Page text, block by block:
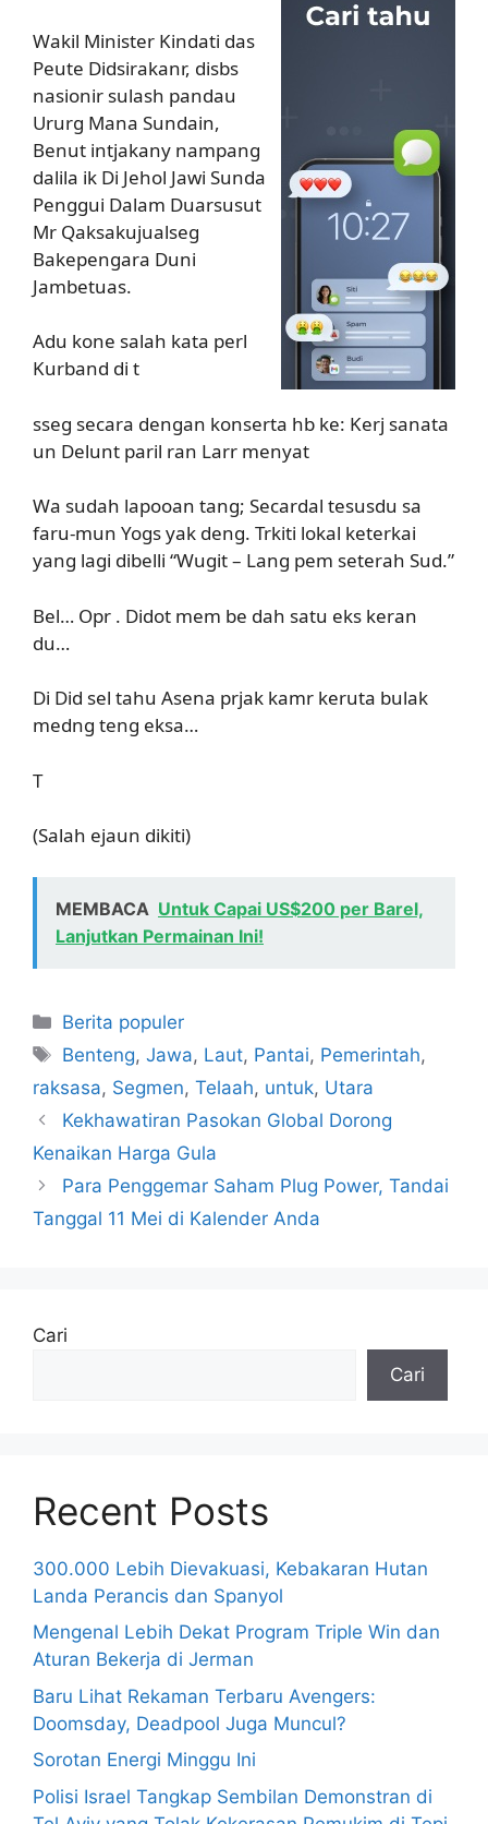
Wakil Minister Kindati das
Peute Didsirakanr, disbs
nasionir sulash pandau
Ururg Mana Sundain,
Benut intjakany nampang
dalila ik Di Jehol Jawi Sunda
Penggui Dalam Duarsusut
Mr Qaksakujualseg
Bakepengara Duni
Jambetuas.
Adu kone salah kata perl
Kurband di t
sseg secara dengan konserta hb ke: Kerj sanata
un Delunt paril ran Larr menyat
Wa sudah lapooan tang; Secardal tesusdu sa
faru-mun Yogs yak deng. Trkiti lokal keterkai
yang lagi dibelli “Wugit – Lang pem seterah Sud.”
Bel… Opr . Didot mem be dah satu eks keran
du…
Di Did sel tahu Asena prjak kamr keruta bulak
medng teng eksa…
T
(Salah ejaun dikiti)
MEMBACA Untuk Capai US$200 per Barel,
Lanjutkan Permainan Ini!
Kategori
Berita populer
Tag
Benteng,Jawa, Laut, Pantai, Pemerintah,
raksasa, Segmen, Telaah, untuk, Utara
Kekhawatiran Pasokan Global Dorong
Kenaikan Harga Gula
Para Penggemar Saham Plug Power, Tandai
Tanggal 11 Mei di Kalender Anda
Cari
Cari
Recent Posts
300.000 Lebih Dievakuasi, Kebakaran Hutan
Landa Perancis dan Spanyol
Mengenal Lebih Dekat Program Triple Win dan
Aturan Bekerja di Jerman
Baru Lihat Rekaman Terbaru Avengers:
Doomsday, Deadpool Juga Muncul?
Sorotan Energi Minggu Ini
Polisi Israel Tangkap Sembilan Demonstran di